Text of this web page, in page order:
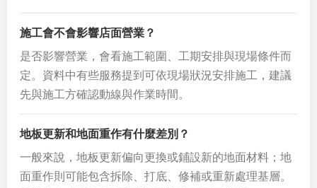
施工會不會影響店面營業？
是否影響營業，會看施工範圍、工期安排與現場條件而
定。資料中有些服務提到可依現場狀況安排施工，建議
先與施工方確認動線與作業時間。
地板更新和地面重作有什麼差別？
一般來說，地板更新偏向更換或鋪設新的地面材料；地
面重作則可能包含拆除、打底、修補或重新處理基層。